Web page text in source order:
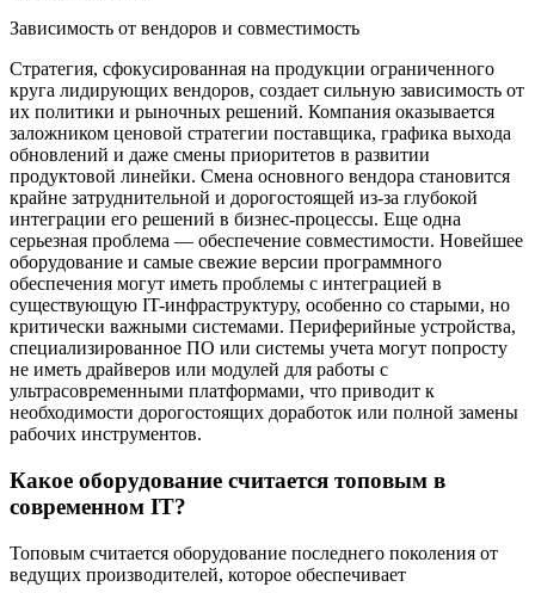
Зависимость от вендоров и совместимость
Стратегия, сфокусированная на продукции ограниченного
круга лидирующих вендоров, создает сильную зависимость от
их политики и рыночных решений. Компания оказывается
заложником ценовой стратегии поставщика, графика выхода
обновлений и даже смены приоритетов в развитии
продуктовой линейки. Смена основного вендора становится
крайне затруднительной и дорогостоящей из-за глубокой
интеграции его решений в бизнес-процессы. Еще одна
серьезная проблема — обеспечение совместимости. Новейшее
оборудование и самые свежие версии программного
обеспечения могут иметь проблемы с интеграцией в
существующую IT-инфраструктуру, особенно со старыми, но
критически важными системами. Периферийные устройства,
специализированное ПО или системы учета могут попросту
не иметь драйверов или модулей для работы с
ультрасовременными платформами, что приводит к
необходимости дорогостоящих доработок или полной замены
рабочих инструментов.
Какое оборудование считается топовым в
современном IT?
Топовым считается оборудование последнего поколения от
ведущих производителей, которое обеспечивает